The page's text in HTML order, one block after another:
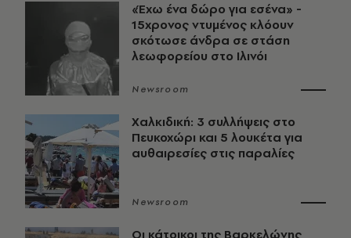
«Έχω ένα δώρο για εσένα» -
15χρονος ντυμένος κλόουν
σκότωσε άνδρα σε στάση
λεωφορείου στο Ιλινόι
Newsroom
Χαλκιδική: 3 συλλήψεις στο
Πευκοχώρι και 5 λουκέτα για
αυθαιρεσίες στις παραλίες
Newsroom
Οι κάτοικοι της Βαρκελώνης